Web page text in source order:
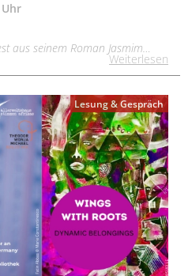
aus seinem Roman Jasmim…
Weiterlesen
Lesung & Gespräch